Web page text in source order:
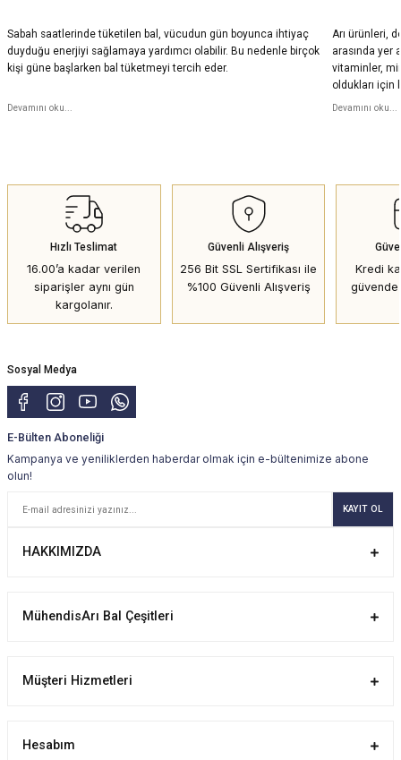
%10 944 ₺850₺
Sepete Ekle
Sabah saatlerinde tüketilen bal, vücudun gün boyunca ihtiyaç
duyduğu enerjiyi sağlamaya yardımcı olabilir. Bu nedenle birçok
kişi güne başlarken bal tüketmeyi tercih eder.
Devamını oku...
Arı ürünleri,
arasında yer
vitaminler,
oldukları için
parçası
Devamını oku...
Hızlı Teslimat
16.00’a kadar verilen
siparişler aynı gün
kargolanır.
Güvenli Alışveriş
256 Bit SSL Sertifikası ile
%100 Güvenli Alışveriş
Kredi
güvende
Sosyal Medya
E-Bülten Aboneliği
Kampanya ve yeniliklerden haberdar olmak için e-bültenimize abone
olun!
KAYIT OL
HAKKIMIZDA
MühendisArı Bal Çeşitleri
Müşteri Hizmetleri
Hesabım